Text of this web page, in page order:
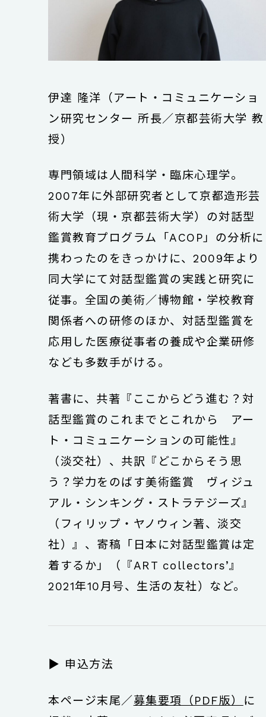
伊達 隆洋（アート・コミュニケーショ
ン研究センター 所長／京都芸術大学 教
授）
専門領域は人間科学・臨床心理学。
2007年に外部研究者として京都造形芸
術大学（現・京都芸術大学）の対話型
鑑賞教育プログラム「ACOP」の分析に
携わったのをきっかけに、2009年より
同大学にて対話型鑑賞の実践と研究に
従事。全国の美術／博物館・学校教育
関係者への研修のほか、対話型鑑賞を
応用した医療従事者の養成や企業研修
なども多数手がける。
著書に、共著『ここからどう進む？対
話型鑑賞のこれまでとこれから アー
ト・コミュニケーションの可能性』
（淡交社）、共訳『どこからそう思
う？学力をのばす美術鑑賞 ヴィジュ
アル・シンキング・ストラテジーズ』
（フィリップ・ヤノウィン著、淡交
社）』、寄稿「日本に対話型鑑賞は定
着するか」（『ART collectors’』
2021年10月号、生活の友社）など。
▶︎ 申込方法
本ページ末尾／募集要項（PDF版） に